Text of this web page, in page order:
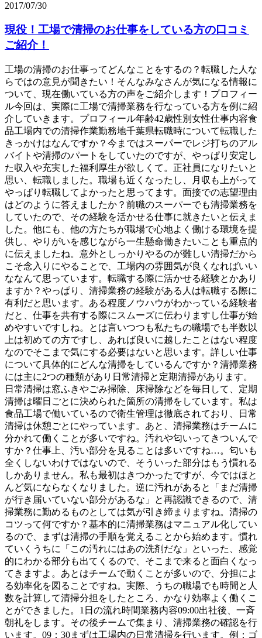
2017/07/30
現役！工場で清掃のお仕事をしている方の口コミ
ご紹介！
工場の清掃のお仕事ってどんなことをするの？転職した人な
らではの意見が聞きたい！そんなみなさんが気になる情報に
ついて、現在働いている方の声をご紹介します！プロフィー
ル今回は、実際に工場で清掃業務を行なっている方を例に紹
介していきます。プロフィール年齢42歳性別女性仕事内容食
品工場内での清掃作業勤務地千葉県転職時について転職した
きっかけはなんですか？今まではスーパーでレジ打ちのアル
バイトや清掃のパートをしていたのですが、やっぱり安定し
た収入や充実した福利厚生が欲しくて。正社員になりたいと
思い、転職しました。職場も近くなったし、月収も上がって
やっぱり転職してよかったと思ってます。面接での志望理由
はどのように答えましたか？前職のスーパーでも清掃業務を
していたので、その経験を活かせる仕事に就きたいと伝えま
した。他にも、他の方たちが職場で心地よく働ける環境を提
供し、やりがいを感じながら一生懸命働きたいことも重点的
に伝えましたね。意外としっかりやるのが難しい清掃だから
こそ念入りにやることで、工場内の雰囲気が良くなればいい
ななんて思っています。転職する際に活かせる経験とかあり
ますか？やっぱり、清掃業務の経験がある人は転職する際に
有利だと思います。ある程度ノウハウがわかっている経験者
だと、仕事を共有する際にスムーズに伝わりますし仕事が始
めやすいですしね。とは言いつつも私たちの職場でも半数以
上は初めての方ですし、あれば良いに越したことはない程度
なのでそこまで気にする必要はないと思います。詳しい仕事
について具体的にどんな清掃をしているんですか？清掃業務
には主に2つの種類があり日常清掃と定期清掃があります。
日常清掃は窓ふきやごみ掃除、床掃除などを毎日して、定期
清掃は曜日ごとに決められた箇所の清掃をしています。私は
食品工場で働いているので衛生管理は徹底されており、日常
清掃は休憩ごとにやっています。あと、清掃業務はチームに
分かれて働くことが多いですね。汚れや匂いってきついんで
すか？仕事上、汚い部分を見ることは多いですね…。匂いも
全くしないわけではないので、そういった部分はもう慣れる
しかありません。私も最初はきつかったですが、今ではほと
んど気にならなくなりました。逆に汚れがあると「まだ清掃
が行き届いていない部分があるな」と再認識できるので、清
掃業務に勤めるものとしては気が引き締まりますね。清掃の
コツって何ですか？基本的に清掃業務はマニュアル化してい
るので、まずは清掃の手順を覚えることから始めます。慣れ
ていくうちに「この汚れにはあの洗剤だな」といった、感覚
的にわかる部分も出てくるので、そこまで来ると面白くなっ
てきますよ。あとはチームで動くことが多いので、分担によ
る効率化を図ることですね。実際、うちの職場でも時間と人
数を計算して清掃分担をしたところ、かなり効率よく働くこ
とができました。1日の流れ時間業務内容09:00出社後、一斉
朝礼をします。その後チームで集まり、清掃業務の確認を行
います。09：30まずは工場内の日常清掃を行います。例：ゴ